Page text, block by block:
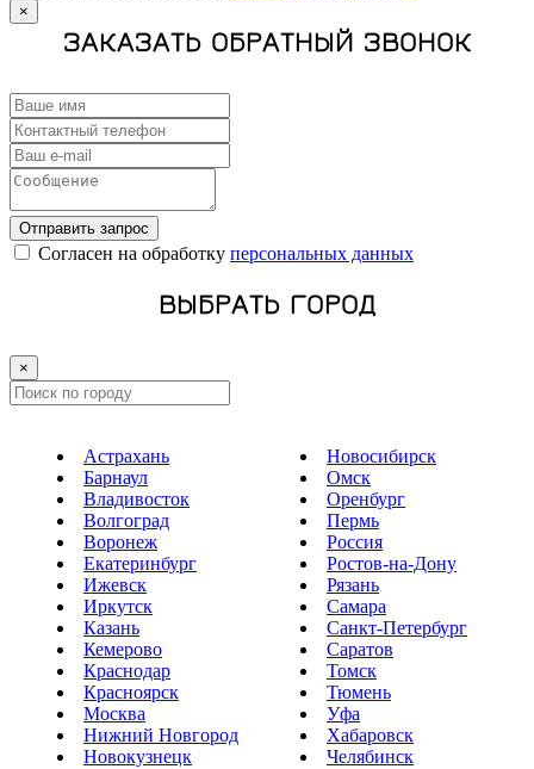
×
ЗАКАЗАТЬ ОБРАТНЫЙ ЗВОНОК
Отправить запрос
Cогласен на обработку персональных данных
ВЫБРАТЬ ГОРОД
×
Астрахань
Барнаул
Владивосток
Волгоград
Воронеж
Екатеринбург
Ижевск
Иркутск
Казань
Кемерово
Краснодар
Красноярск
Москва
Нижний Новгород
Новокузнецк
Новосибирск
Омск
Оренбург
Пермь
Россия
Ростов-на-Дону
Рязань
Самара
Санкт-Петербург
Саратов
Томск
Тюмень
Уфа
Хабаровск
Челябинск